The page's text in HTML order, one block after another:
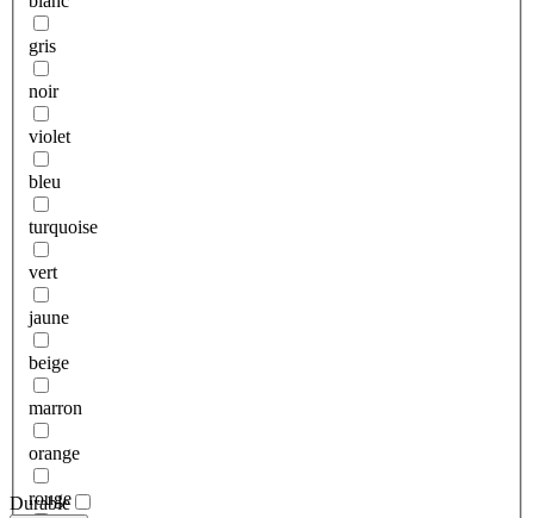
gris
noir
violet
bleu
turquoise
vert
jaune
beige
marron
orange
rouge
Durable